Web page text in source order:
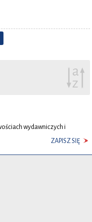
wydawniczych i
ZAPISZ SIĘ